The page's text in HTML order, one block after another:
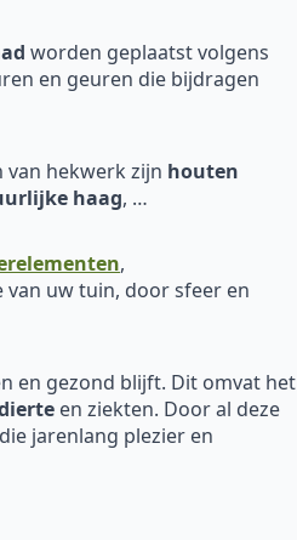
worden geplaatst volgens
en geuren die bijdragen
van hekwerk zijn houten
haag, …
,
van uw tuin, door sfeer en
en gezond blijft. Dit omvat het
en ziekten. Door al deze
jarenlang plezier en